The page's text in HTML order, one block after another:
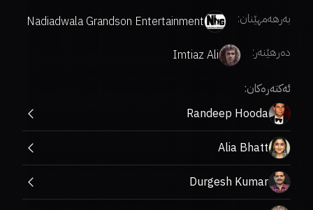
بەرهەمهێنان:
Nadiadwala Grandson Entertainment
دەرهێنەر:
Imtiaz Ali
ئەکتەرەکان:
Randeep Hooda
Alia Bhatt
Durgesh Kumar